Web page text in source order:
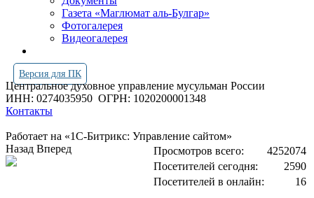
Газета «Маглюмат аль-Булгар»
Фотогалерея
Видеогалерея
Версия для ПК
Центральное духовное управление мусульман России
ИНН: 0274035950 ОГРН: 1020200001348
Контакты
Работает на «1С-Битрикс: Управление сайтом»
Просмотров всего:
4252074
Посетителей сегодня:
2590
Посетителей в онлайн:
16
Назад Вперед